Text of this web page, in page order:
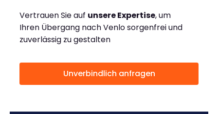
Vertrauen Sie auf unsere Expertise, um
Ihren Übergang nach Venlo sorgenfrei und
zuverlässig zu gestalten
Unverbindlich anfragen